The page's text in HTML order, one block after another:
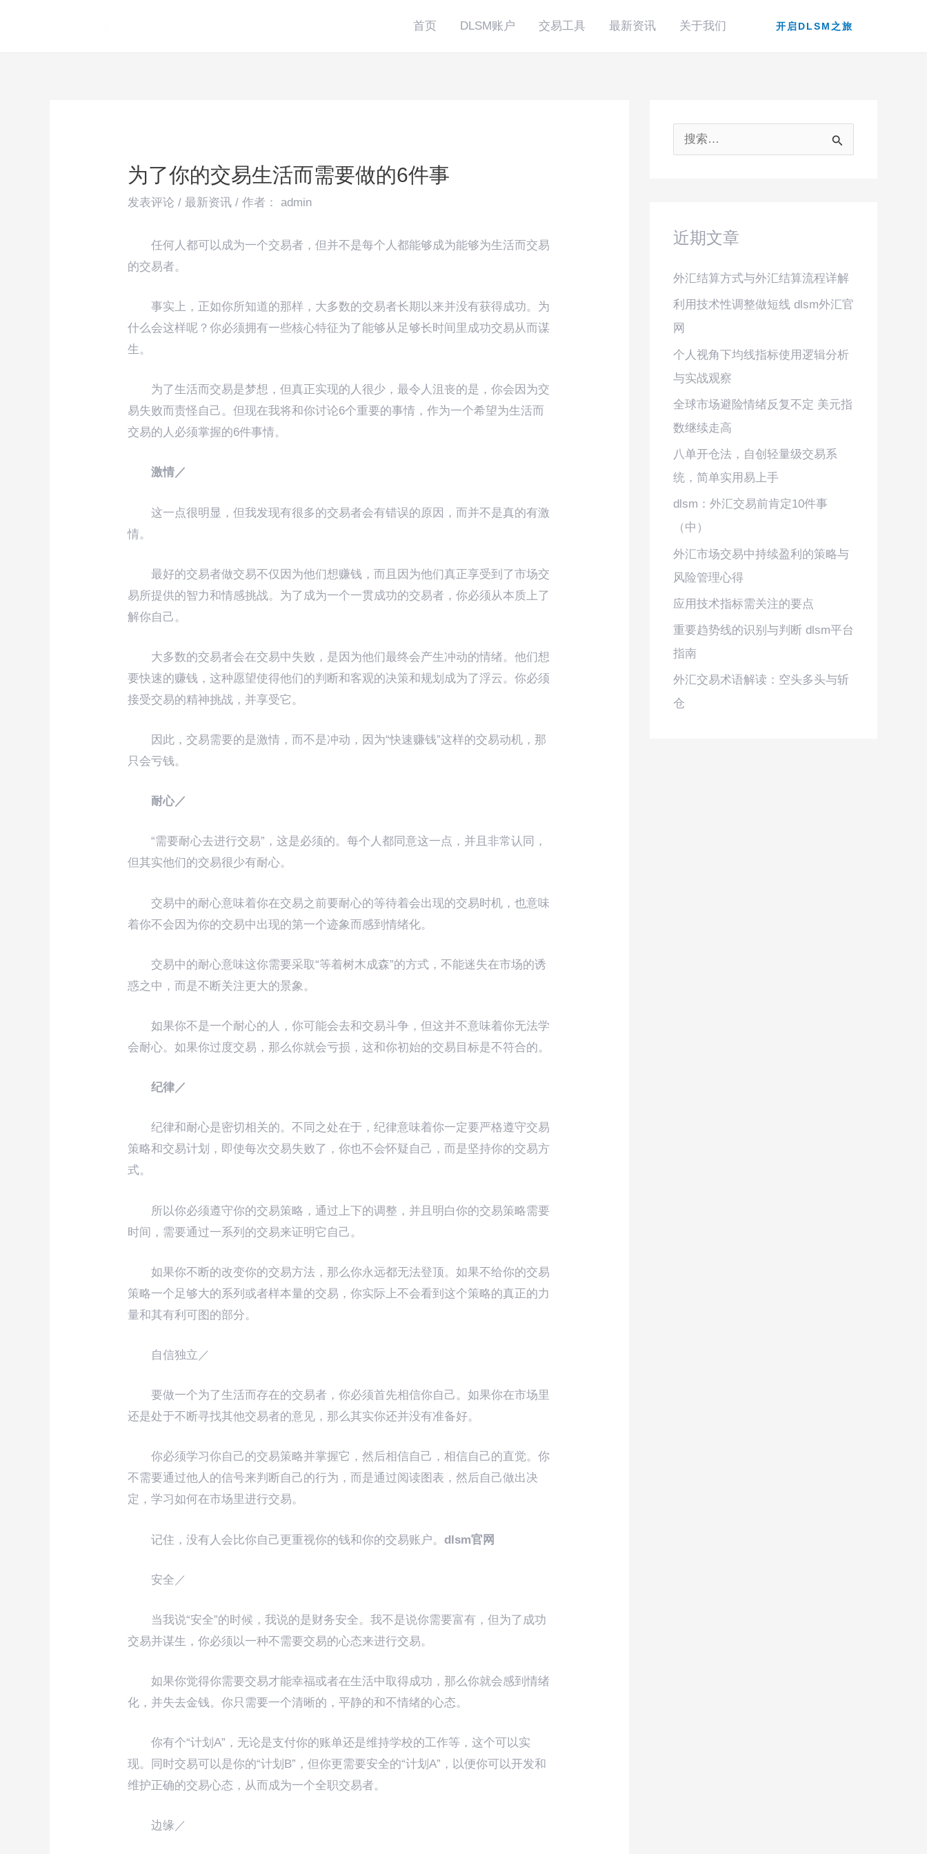
首页 DLSM账户 交易工具 最新资讯 关于我们 开启DLSM之旅
为了你的交易生活而需要做的6件事
发表评论 /最新资讯 / 作者： admin
任何人都可以成为一个交易者，但并不是每个人都能够成为能够为生活而交易
的交易者。
事实上，正如你所知道的那样，大多数的交易者长期以来并没有获得成功。为
什么会这样呢？你必须拥有一些核心特征为了能够从足够长时间里成功交易从而谋
生。
为了生活而交易是梦想，但真正实现的人很少，最令人沮丧的是，你会因为交
易失败而责怪自己。但现在我将和你讨论6个重要的事情，作为一个希望为生活而
交易的人必须掌握的6件事情。
激情／
这一点很明显，但我发现有很多的交易者会有错误的原因，而并不是真的有激
情。
最好的交易者做交易不仅因为他们想赚钱，而且因为他们真正享受到了市场交
易所提供的智力和情感挑战。为了成为一个一贯成功的交易者，你必须从本质上了
解你自己。
大多数的交易者会在交易中失败，是因为他们最终会产生冲动的情绪。他们想
要快速的赚钱，这种愿望使得他们的判断和客观的决策和规划成为了浮云。你必须
接受交易的精神挑战，并享受它。
因此，交易需要的是激情，而不是冲动，因为“快速赚钱”这样的交易动机，那
只会亏钱。
耐心／
“需要耐心去进行交易”，这是必须的。每个人都同意这一点，并且非常认同，
但其实他们的交易很少有耐心。
交易中的耐心意味着你在交易之前要耐心的等待着会出现的交易时机，也意味
着你不会因为你的交易中出现的第一个迹象而感到情绪化。
交易中的耐心意味这你需要采取“等着树木成森”的方式，不能迷失在市场的诱
惑之中，而是不断关注更大的景象。
如果你不是一个耐心的人，你可能会去和交易斗争，但这并不意味着你无法学
会耐心。如果你过度交易，那么你就会亏损，这和你初始的交易目标是不符合的。
纪律／
纪律和耐心是密切相关的。不同之处在于，纪律意味着你一定要严格遵守交易
策略和交易计划，即使每次交易失败了，你也不会怀疑自己，而是坚持你的交易方
式。
所以你必须遵守你的交易策略，通过上下的调整，并且明白你的交易策略需要
时间，需要通过一系列的交易来证明它自己。
如果你不断的改变你的交易方法，那么你永远都无法登顶。如果不给你的交易
策略一个足够大的系列或者样本量的交易，你实际上不会看到这个策略的真正的力
量和其有利可图的部分。
自信独立／
要做一个为了生活而存在的交易者，你必须首先相信你自己。如果你在市场里
还是处于不断寻找其他交易者的意见，那么其实你还并没有准备好。
你必须学习你自己的交易策略并掌握它，然后相信自己，相信自己的直觉。你
不需要通过他人的信号来判断自己的行为，而是通过阅读图表，然后自己做出决
定，学习如何在市场里进行交易。
记住，没有人会比你自己更重视你的钱和你的交易账户。dlsm官网
安全／
当我说“安全”的时候，我说的是财务安全。我不是说你需要富有，但为了成功
交易并谋生，你必须以一种不需要交易的心态来进行交易。
如果你觉得你需要交易才能幸福或者在生活中取得成功，那么你就会感到情绪
化，并失去金钱。你只需要一个清晰的，平静的和不情绪的心态。
你有个“计划A”，无论是支付你的账单还是维持学校的工作等，这个可以实
现。同时交易可以是你的“计划B”，但你更需要安全的“计划A”，以便你可以开发和
维护正确的交易心态，从而成为一个全职交易者。
边缘／
近期文章
外汇结算方式与外汇结算流程详解
利用技术性调整做短线 dlsm外汇官
网
个人视角下均线指标使用逻辑分析
与实战观察
全球市场避险情绪反复不定 美元指
数继续走高
八单开仓法，自创轻量级交易系
统，简单实用易上手
dlsm：外汇交易前肯定10件事
（中）
外汇市场交易中持续盈利的策略与
风险管理心得
应用技术指标需关注的要点
重要趋势线的识别与判断 dlsm平台
指南
外汇交易术语解读：空头多头与斩
仓